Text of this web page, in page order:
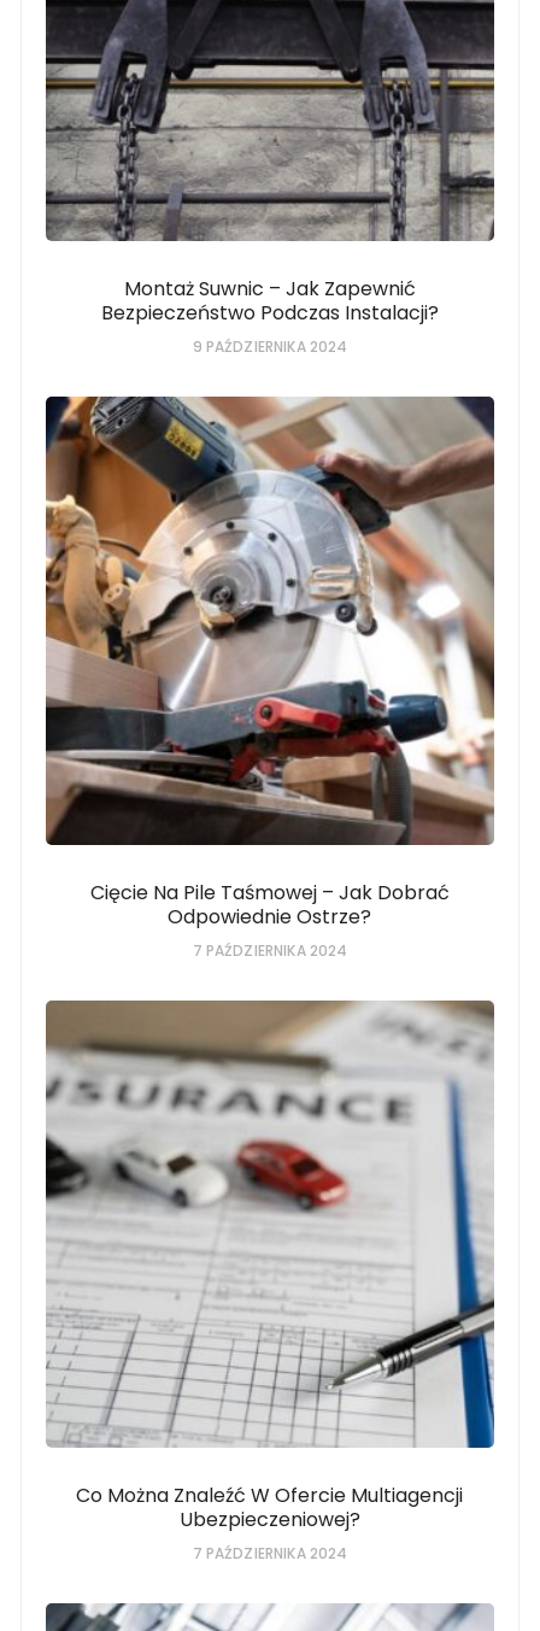
Montaż Suwnic – Jak Zapewnić
Bezpieczeństwo Podczas Instalacji?
9 PAŹDZIERNIKA 2024
Cięcie Na Pile Taśmowej – Jak Dobrać
Odpowiednie Ostrze?
7 PAŹDZIERNIKA 2024
Co Można Znaleźć W Ofercie Multiagencji
Ubezpieczeniowej?
7 PAŹDZIERNIKA 2024